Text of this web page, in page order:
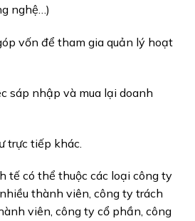
nghệ…)
vốn để tham gia quản lý hoạt
sáp nhập và mua lại doanh
trực tiếp khác.
tế có thể thuộc các loại công ty
thành viên, công ty trách
viên, công ty cổ phần, công